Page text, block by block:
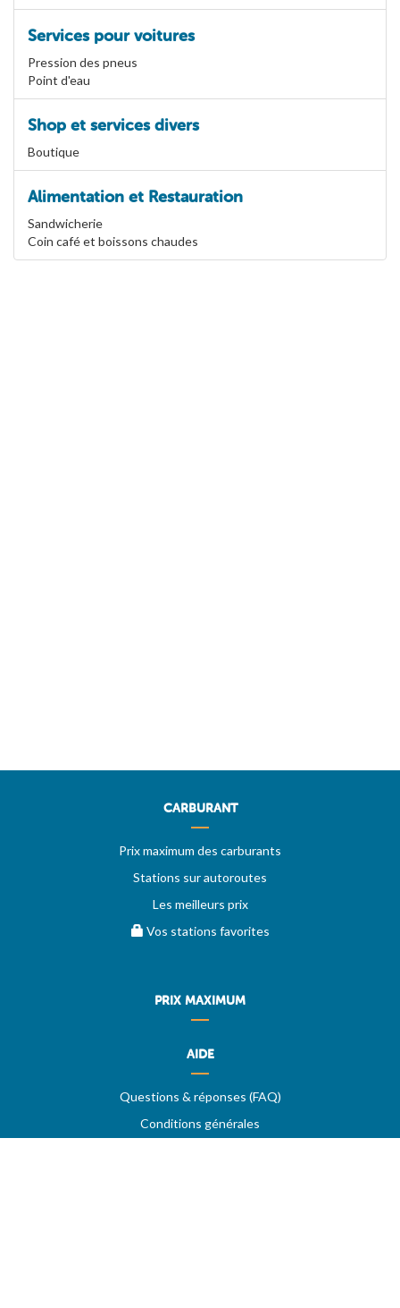
Services pour voitures
Pression des pneus
Point d'eau
Shop et services divers
Boutique
Alimentation et Restauration
Sandwicherie
Coin café et boissons chaudes
CARBURANT
Prix maximum des carburants
Stations sur autoroutes
Les meilleurs prix
Vos stations favorites
PRIX MAXIMUM
AIDE
Questions & réponses (FAQ)
Conditions générales